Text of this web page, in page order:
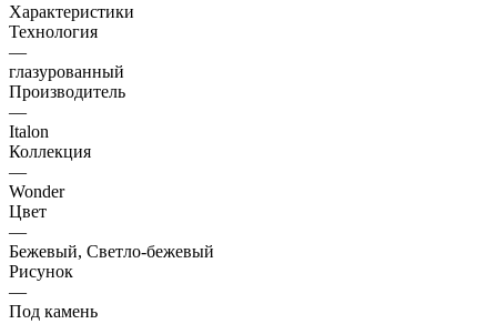
Характеристики
Технология
—
глазурованный
Производитель
—
Italon
Коллекция
—
Wonder
Цвет
—
Бежевый, Светло-бежевый
Рисунок
—
Под камень